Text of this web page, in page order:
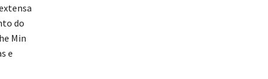
do
Min
e